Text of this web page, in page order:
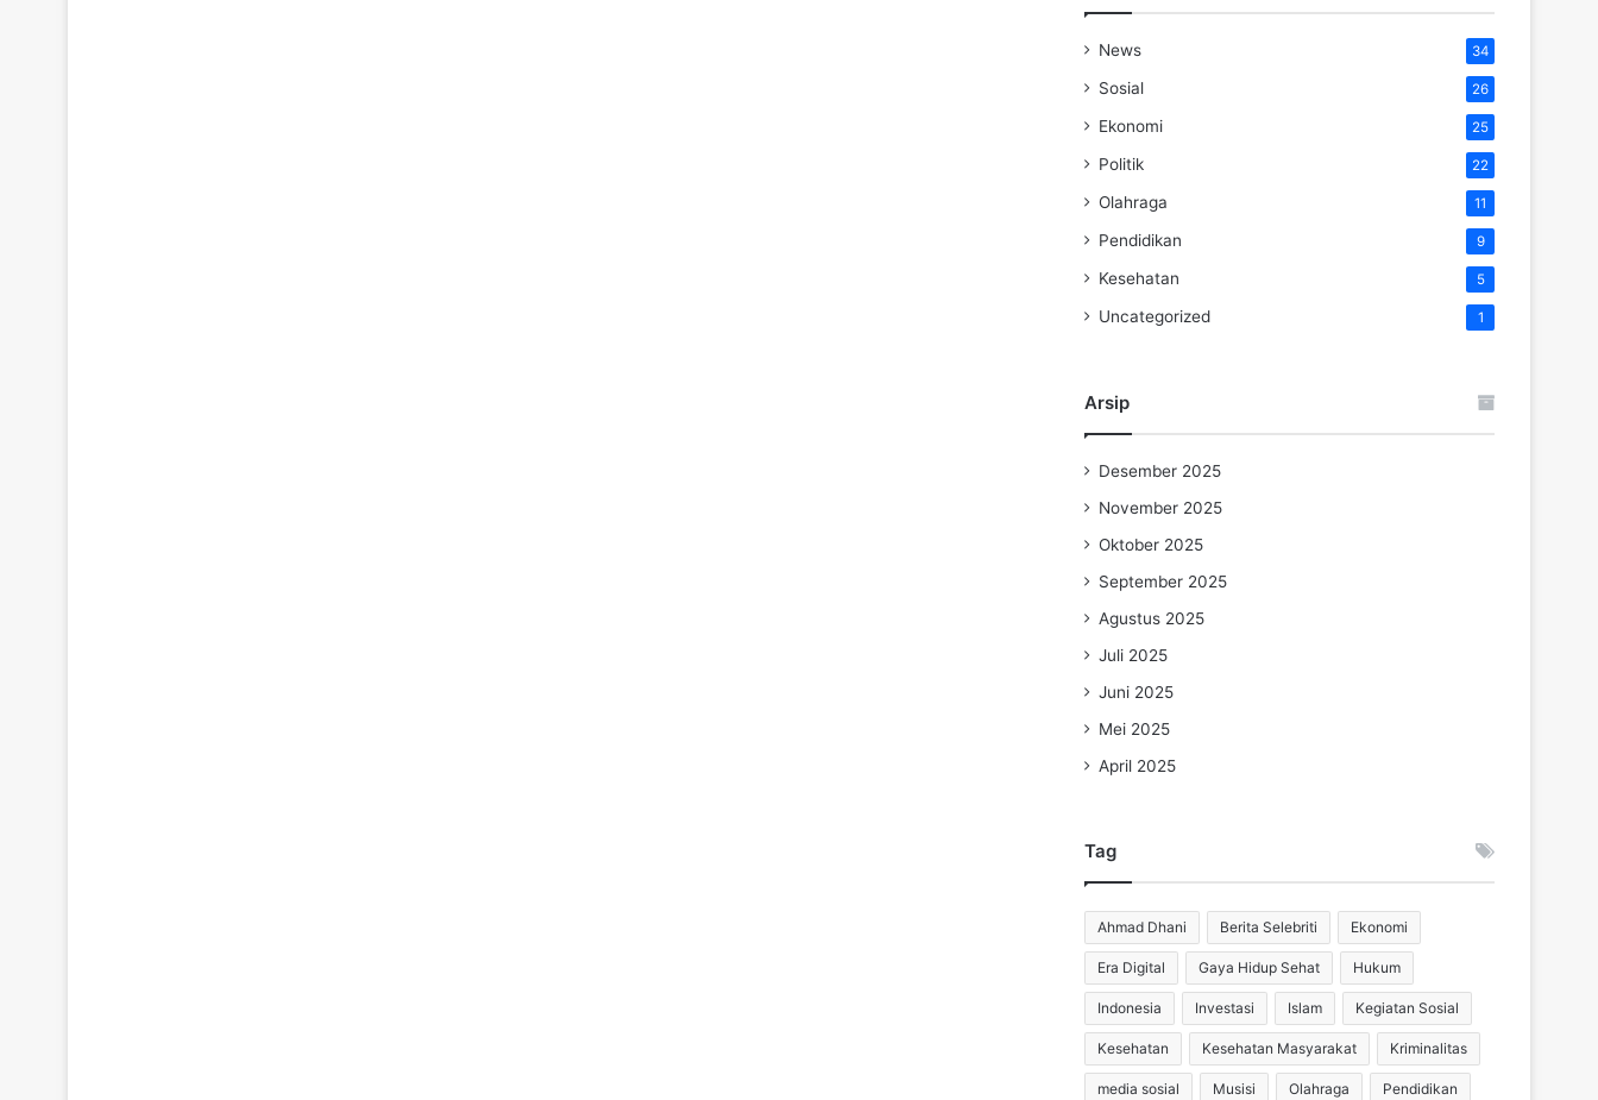
News 34
Sosial 26
Ekonomi 25
Politik 22
Olahraga 11
Pendidikan 9
Kesehatan 5
Uncategorized 1
Arsip
Desember 2025
November 2025
Oktober 2025
September 2025
Agustus 2025
Juli 2025
Juni 2025
Mei 2025
April 2025
Tag
Ahmad Dhani Berita Selebriti Ekonomi
Era Digital Gaya Hidup Sehat Hukum
Indonesia Investasi Islam Kegiatan Sosial
Kesehatan Kesehatan Masyarakat Kriminalitas
media sosial Musisi Olahraga Pendidikan